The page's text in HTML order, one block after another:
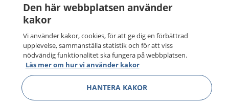
Den här webbplatsen använder
kakor
Vi använder kakor, cookies, för att ge dig en förbättrad
upplevelse, sammanställa statistik och för att viss
nödvändig funktionalitet ska fungera på webbplatsen.
Läs mer om hur vi använder kakor
HANTERA KAKOR